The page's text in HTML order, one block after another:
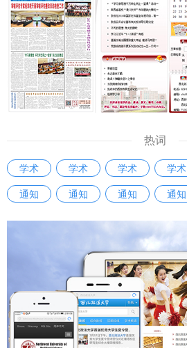
热词
学术 学术 学术 学术
通知
通知 通知 通知